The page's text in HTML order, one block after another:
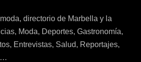
directorio de Marbella y la
Moda, Deportes, Gastronomía,
Entrevistas, Salud, Reportajes,